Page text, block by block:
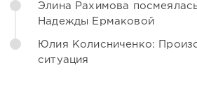
Элина Рахимова
Надежды Ермаковой
Юлия Колисниченко:
ситуация